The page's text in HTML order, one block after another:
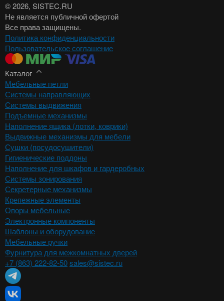
© 2026, SISTEC.RU
Не является публичной офертой
Все права защищены.
Политика конфиденциальности
Пользовательское соглашение
Каталог
Мебельные петли
Системы направляющих
Системы выдвижения
Подъемные механизмы
Наполнение ящика (лотки, коврики)
Выдвижные механизмы для мебели
Сушки (посудосушители)
Гигиенические поддоны
Наполнение для шкафов и гардеробных
Системы зонирования
Секретерные механизмы
Крепежные элементы
Опоры мебельные
Электронные компоненты
Шаблоны и оборудование
Мебельные ручки
Фурнитура для межкомнатных дверей
+7 (863) 222-82-50sales@sistec.ru